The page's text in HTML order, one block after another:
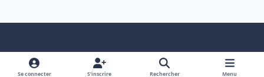
Light ModeDark ModeSystem Preference x
Se connecter S’inscrire Rechercher Menu